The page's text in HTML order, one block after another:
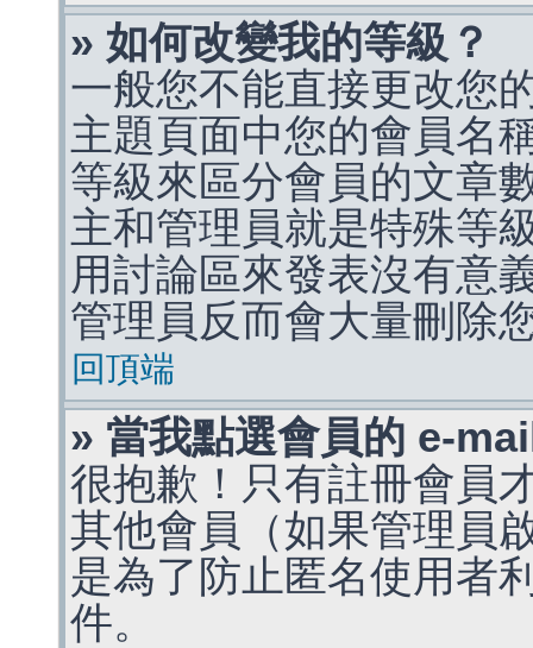
» 如何改變我的等級？
一般您不能直接更改您
主題頁面中您的會員名
等級來區分會員的文章
主和管理員就是特殊等
用討論區來發表沒有意
管理員反而會大量刪除
回頂端
» 當我點選會員的 e-
很抱歉！只有註冊會員
其他會員（如果管理員
是為了防止匿名使用者
件。